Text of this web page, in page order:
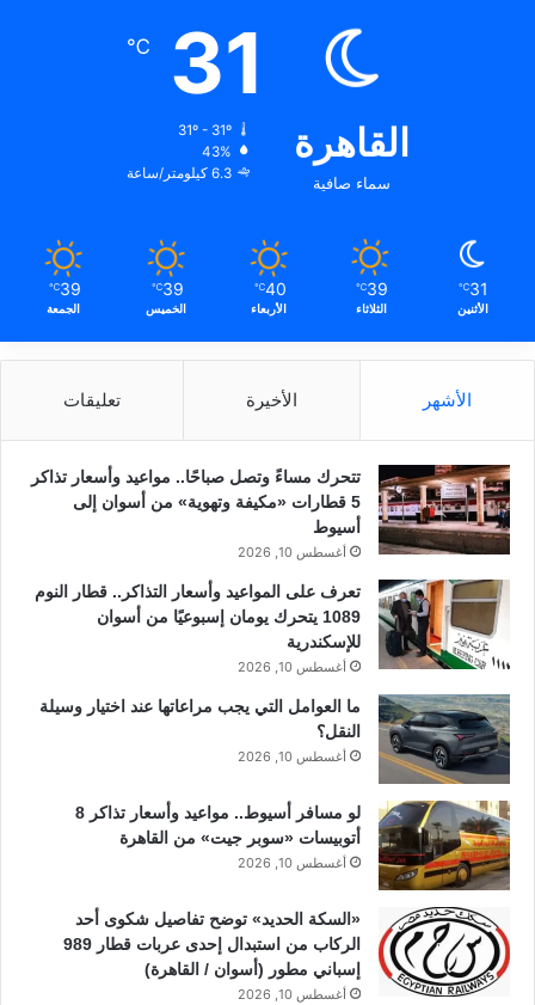
القاهرة
سماء صافية
31
℃
31º - 31º
43%
6.3 كيلومتر/ساعة
31
℃
الأثنين
39
℃
الثلاثاء
40
℃
الأربعاء
39
℃
الخميس
39
℃
الجمعة
الأشهر الأخيرة تعليقات
تتحرك مساءً وتصل صباحًا.. مواعيد وأسعار تذاكر
5 قطارات «مكيفة وتهوية» من أسوان إلى
أسيوط
أغسطس 10, 2026
تعرف على المواعيد وأسعار التذاكر.. قطار النوم
1089 يتحرك يومان إسبوعيًا من أسوان
للإسكندرية
أغسطس 10, 2026
ما العوامل التي يجب مراعاتها عند اختيار وسيلة
النقل؟
أغسطس 10, 2026
لو مسافر أسيوط.. مواعيد وأسعار تذاكر 8
أتوبيسات «سوبر جيت» من القاهرة
أغسطس 10, 2026
«السكة الحديد» توضح تفاصيل شكوى أحد
الركاب من استبدال إحدى عربات قطار 989
إسباني مطور (أسوان / القاهرة)
أغسطس 10, 2026